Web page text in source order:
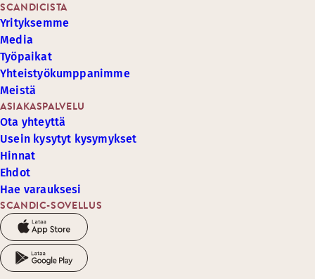
SCANDIC-SOVELLUS
ASIAKASPALVELU
Ota yhteyttä
Usein kysytyt kysymykset
Hinnat
Ehdot
Hae varauksesi
SCANDICISTA
Yrityksemme
Media
Työpaikat
Yhteistyökumppanimme
Meistä